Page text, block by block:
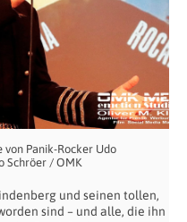
von Panik-Rocker Udo
Schröer / OMK
und seinen tollen,
sind – und alle, die ihn